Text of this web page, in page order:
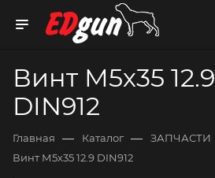
Винт М5х35 12.9
DIN912
Главная — Каталог — ЗАПЧАСТИ
Винт М5х35 12.9 DIN912